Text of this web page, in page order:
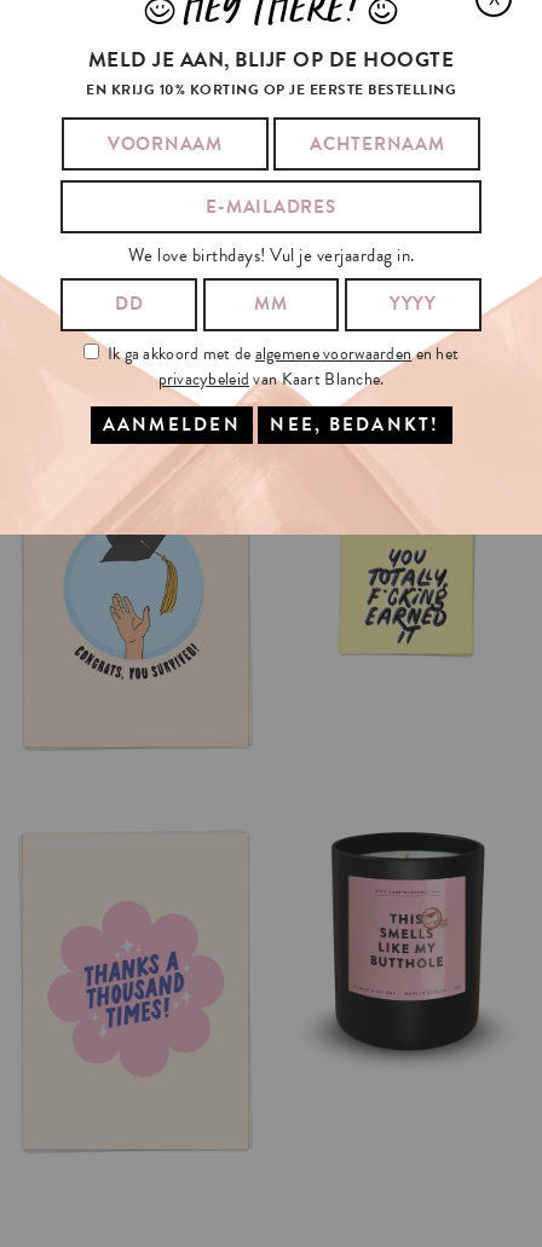
MELD JE AAN, BLIJF OP DE HOOGTE
EN KRIJG 10% KORTING OP JE EERSTE BESTELLING
We love birthdays! Vul je verjaardag in.
Ik ga akkoord met dealgemene voorwaardenen het
privacybeleidvan Kaart Blanche.